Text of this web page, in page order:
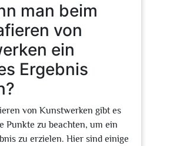
man beim
von
ein
Ergebnis
von Kunstwerken gibt es
Punkte zu beachten, um ein
zu erzielen. Hier sind einige